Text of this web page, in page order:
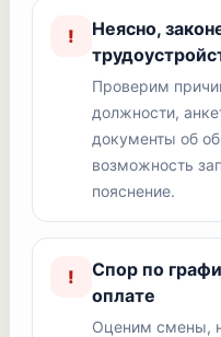
!
Неясно,
Проверим
должности,
документы об
возможность
пояснение.
!
Спор по
оплате
Оценим смены,